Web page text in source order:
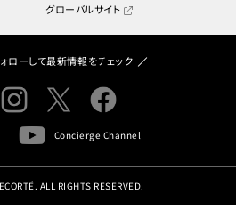
グローバルサイト
ローして最新情報をチェック
Concierge Channel
ALL RIGHTS RESERVED.